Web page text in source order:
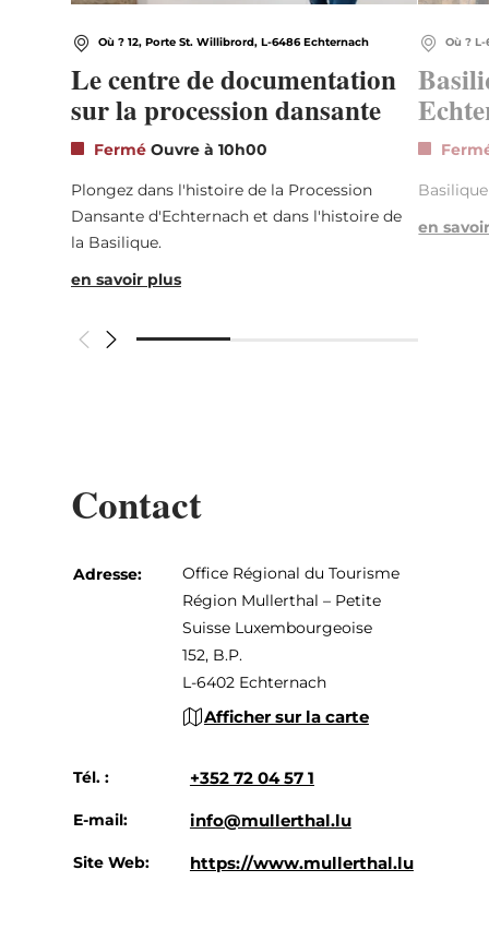
Où ? 12, Porte St. Willibrord, L-6486 Echternach
Le centre de documentation
sur la procession dansante
Fermé Ouvre à 10h00
Plongez dans l'histoire de la Procession
Dansante d'Echternach et dans l'histoire de
la Basilique.
en savoir plus
Où ?
en
Contact
Adresse:
Office Régional du Tourisme
Région Mullerthal – Petite
Suisse Luxembourgeoise
152, B.P.
L-6402 Echternach
Afficher sur la carte
Tél. : +352 72 04 57 1
E-mail: info@mullerthal.lu
Site Web: https://www.mullerthal.lu